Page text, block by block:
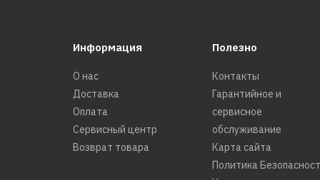
Информация
О нас
Доставка
Оплата
Сервисный центр
Возврат товара
Полезно
Контакты
Гарантийное и
сервисное
обслуживание
Карта сайта
Политика